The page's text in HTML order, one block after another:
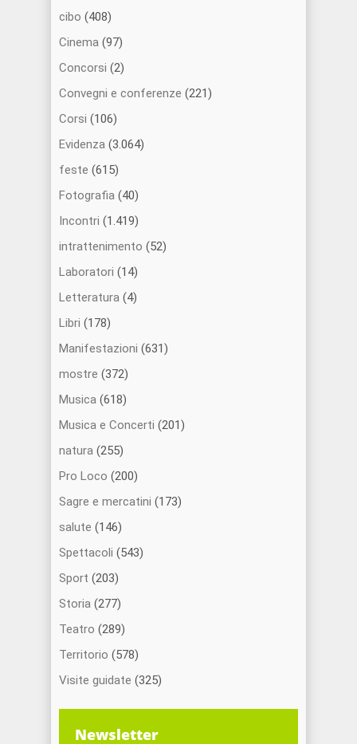
cibo (408)
Cinema (97)
Concorsi (2)
Convegni e conferenze (221)
Corsi (106)
Evidenza (3.064)
feste (615)
Fotografia (40)
Incontri (1.419)
intrattenimento (52)
Laboratori (14)
Letteratura (4)
Libri (178)
Manifestazioni (631)
mostre (372)
Musica (618)
Musica e Concerti (201)
natura (255)
Pro Loco (200)
Sagre e mercatini (173)
salute (146)
Spettacoli (543)
Sport (203)
Storia (277)
Teatro (289)
Territorio (578)
Visite guidate (325)
Newsletter